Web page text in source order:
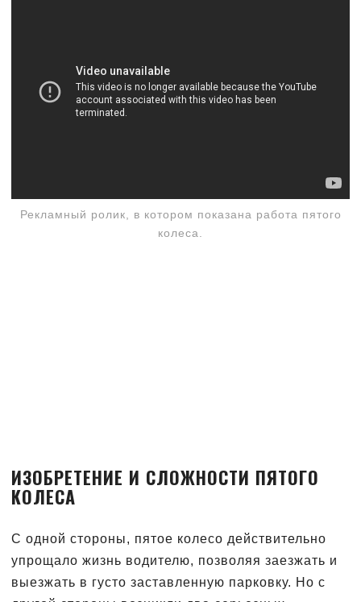
Рекламный ролик, в котором показана работа пятого
колеса.
ИЗОБРЕТЕНИЕ И СЛОЖНОСТИ ПЯТОГО
КОЛЕСА
С одной стороны, пятое колесо действительно
упрощало жизнь водителю, позволяя заезжать и
выезжать в густо заставленную парковку. Но с